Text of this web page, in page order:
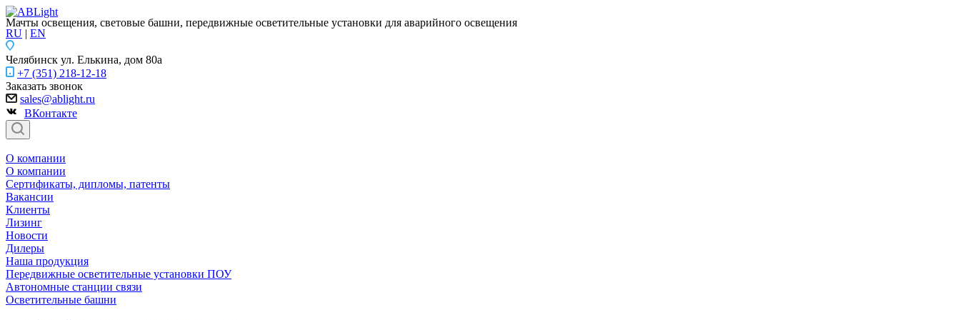
Мачты освещения, световые башни, передвижные осветительные установки для аварийного освещения
RU | EN
Челябинск ул. Елькина, дом 80а
+7 (351) 218-12-18
Заказать звонок
sales@ablight.ru
ВКонтакте
О компании
О компании
Сертификаты, дипломы, патенты
Вакансии
Клиенты
Лизинг
Новости
Дилеры
Наша продукция
Передвижные осветительные установки ПОУ
Автономные станции связи
Осветительные башни